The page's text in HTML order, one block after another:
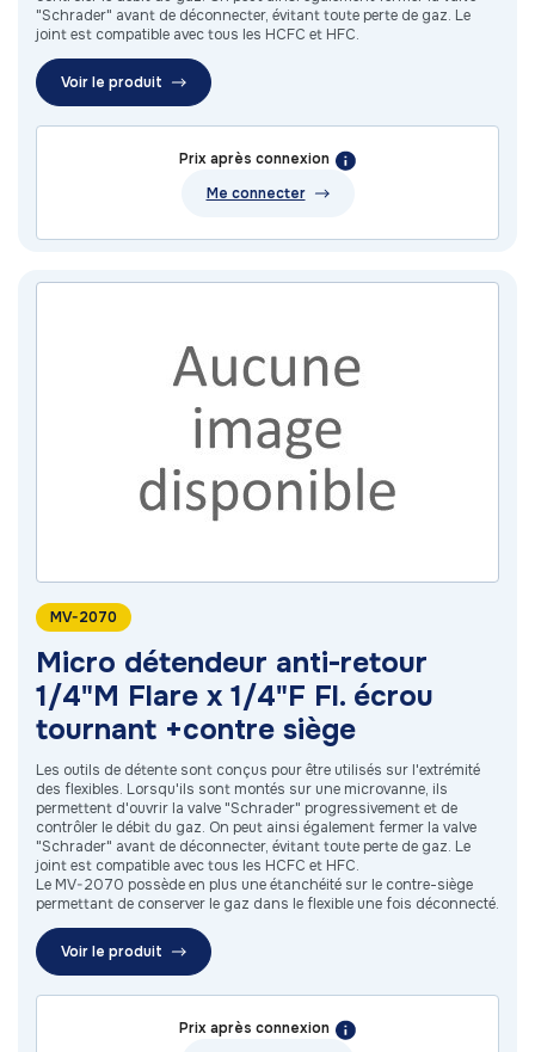
"Schrader" avant de déconnecter, évitant toute perte de gaz. Le
joint est compatible avec tous les HCFC et HFC.
Voir le produit
Prix après connexion
Me connecter
MV-2070
Micro détendeur anti-retour
1/4"M Flare x 1/4"F Fl. écrou
tournant +contre siège
Les outils de détente sont conçus pour être utilisés sur l'extrémité
des flexibles. Lorsqu'ils sont montés sur une microvanne, ils
permettent d'ouvrir la valve "Schrader" progressivement et de
contrôler le débit du gaz. On peut ainsi également fermer la valve
"Schrader" avant de déconnecter, évitant toute perte de gaz. Le
joint est compatible avec tous les HCFC et HFC.
Le MV-2070 possède en plus une étanchéité sur le contre-siège
permettant de conserver le gaz dans le flexible une fois déconnecté.
Voir le produit
Prix après connexion